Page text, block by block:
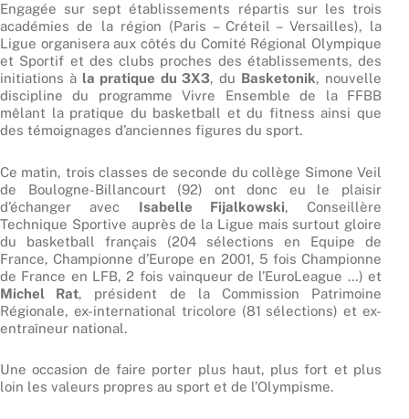
Engagée sur sept établissements répartis sur les trois
académies de la région (Paris – Créteil – Versailles), la
Ligue organisera aux côtés du Comité Régional Olympique
et Sportif et des clubs proches des établissements, des
initiations à la pratique du 3X3, du Basketonik, nouvelle
discipline du programme Vivre Ensemble de la FFBB
mêlant la pratique du basketball et du fitness ainsi que
des témoignages d’anciennes figures du sport.
Ce matin, trois classes de seconde du collège Simone Veil
de Boulogne-Billancourt (92) ont donc eu le plaisir
d’échanger avec Isabelle Fijalkowski, Conseillère
Technique Sportive auprès de la Ligue mais surtout gloire
du basketball français (204 sélections en Equipe de
France, Championne d’Europe en 2001, 5 fois Championne
de France en LFB, 2 fois vainqueur de l’EuroLeague …) et
Michel Rat, président de la Commission Patrimoine
Régionale, ex-international tricolore (81 sélections) et ex-
entraîneur national.
Une occasion de faire porter plus haut, plus fort et plus
loin les valeurs propres au sport et de l’Olympisme.